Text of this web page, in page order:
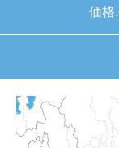
【注文
年11月頃
【このショッ
キッチン混
価格